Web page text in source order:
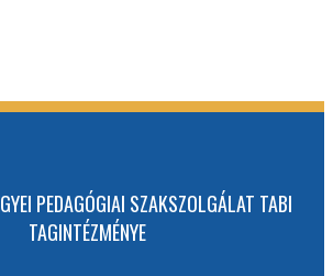
PEDAGÓGIAI SZAKSZOLGÁLAT TABI
TAGINTÉZMÉNYE